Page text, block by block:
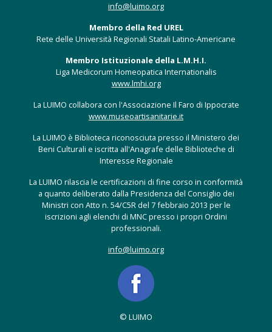
info@luimo.org
Membro della Red UREL
Rete delle Università Regionali Statali Latino-Americane
Membro Istituzionale della L.M.H.I.
Liga Medicorum Homeopatica Internationalis
www.lmhi.org
La LUIMO collabora con l'Associazione Il Faro di Ippocrate
www.museoartisanitarie.it
La LUIMO è Biblioteca riconosciuta presso il Ministero dei
Beni Culturali e iscritta all'Anagrafe delle Biblioteche di
Interesse Regionale
La LUIMO rilascia le certificazioni di fine corso in conformità
a quanto deliberato dalla Presidenza del Consiglio dei
Ministri con Atto n. 54/C5R del 7 febbraio 2013 per le
iscrizioni agli elenchi di MNC presso i propri Ordini
professionali.
info@luimo.org
© LUIMO